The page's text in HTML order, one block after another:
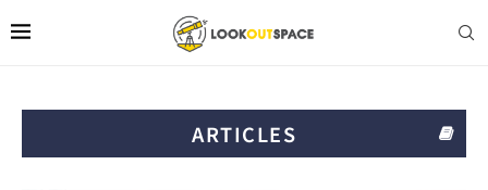
ARTICLES